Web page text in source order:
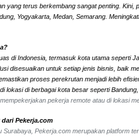
yang terus berkembang sangat penting.
Yogyakarta, Medan, Semarang.
di Indonesia, termasuk kota utama seperti
disesuaikan untuk setiap jenis bisnis, baik
proses perekrutan menjadi lebih
lokasi di berbagai kota besar seperti
pekerja remote atau di lokasi
Pekerja.com
Pekerja.com merupakan platform